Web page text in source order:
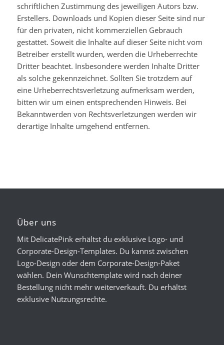
schriftlichen Zustimmung des jeweiligen Autors bzw.
Erstellers. Downloads und Kopien dieser Seite sind nur
für den privaten, nicht kommerziellen Gebrauch
gestattet. Soweit die Inhalte auf dieser Seite nicht vom
Betreiber erstellt wurden, werden die Urheberrechte
Dritter beachtet. Insbesondere werden Inhalte Dritter
als solche gekennzeichnet. Sollten Sie trotzdem auf
eine Urheberrechtsverletzung aufmerksam werden,
bitten wir um einen entsprechenden Hinweis. Bei
Bekanntwerden von Rechtsverletzungen werden wir
derartige Inhalte umgehend entfernen.
Über uns
Mit DelicatePink erhältst du exklusive Logo- und
Corporate-Design-Templates. Du kannst zwischen
Logo-Design oder dem Corporate-Design-Paket
wählen. Dein Wunschtemplate wird nach deiner
Bestellung nicht mehr weiterverkauft. Du erhältst
exklusive Nutzungsrechte.